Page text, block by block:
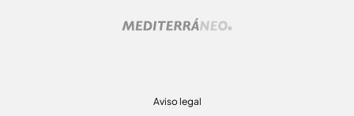
Aviso legal